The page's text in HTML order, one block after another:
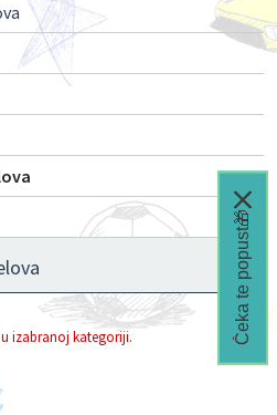
izabranoj kategoriji. Čeka te popust🎁